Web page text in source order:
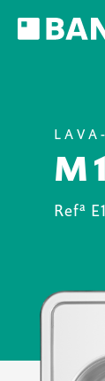
Refª